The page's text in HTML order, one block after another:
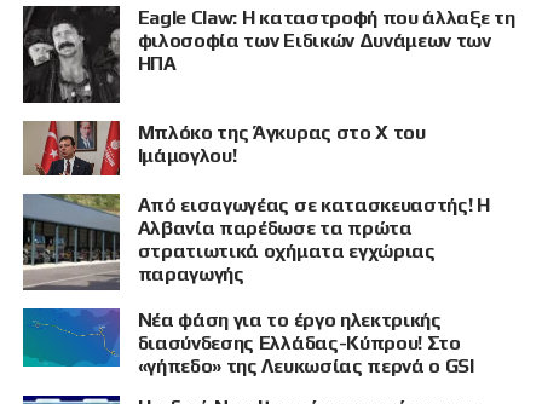
Eagle Claw: Η καταστροφή που άλλαξε τη
φιλοσοφία των Ειδικών Δυνάμεων των
ΗΠΑ
Μπλόκο της Άγκυρας στο X του
Ιμάμογλου!
Από εισαγωγέας σε κατασκευαστής! Η
Αλβανία παρέδωσε τα πρώτα
στρατιωτικά οχήματα εγχώριας
παραγωγής
Νέα φάση για το έργο ηλεκτρικής
διασύνδεσης Ελλάδας-Κύπρου! Στο
«γήπεδο» της Λευκωσίας περνά ο GSI